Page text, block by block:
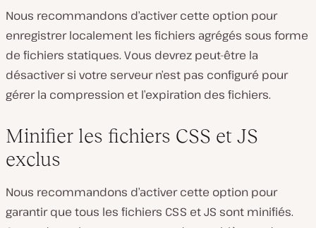
Nous recommandons d’activer cette option pour
enregistrer localement les fichiers agrégés sous forme
de fichiers statiques. Vous devrez peut-être la
désactiver si votre serveur n’est pas configuré pour
gérer la compression et l’expiration des fichiers.
Minifier les fichiers CSS et JS
exclus
Nous recommandons d’activer cette option pour
garantir que tous les fichiers CSS et JS sont minifiés.